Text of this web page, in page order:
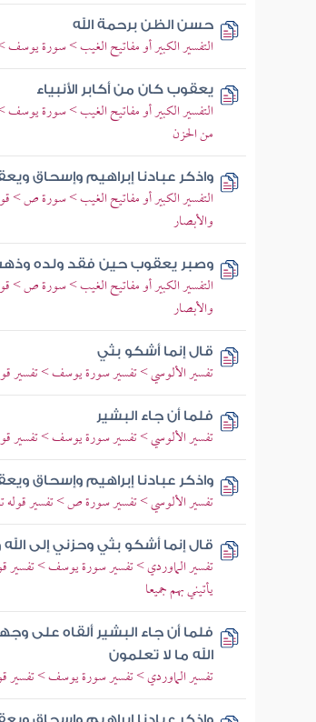
حسن الظن برحمة الله
التفسير الكبير أو مفاتيح الغيب > سورة
يعقوب كان من أكابر الأنبياء
التفسير الكبير أو مفاتيح الغيب > سورة
من الحزن
واذكر عبادنا إبراهيم وإسحاق
التفسير الكبير أو مفاتيح الغيب > سورة ص >
والأبصار
وصبر يعقوب حين فقد ولده
التفسير الكبير أو مفاتيح الغيب > سورة ص >
والأبصار
قال إنما أشكو بثي
تفسير الألوسي > تفسير سورة يوسف > تفسير
فلما أن جاء البشير
تفسير الألوسي > تفسير سورة يوسف > تفسير قوله
واذكر عبادنا إبراهيم وإسحاق
تفسير الألوسي > تفسير سورة ص > تفسير قوله
قال إنما أشكو بثي وحزني إلى
تفسير الماوردي > تفسير سورة يوسف > تفسير
يأتيني بهم جميعا
فلما أن جاء البشير ألقاه على
الله ما لا تعلمون
تفسير الماوردي > تفسير سورة يوسف > تفسير